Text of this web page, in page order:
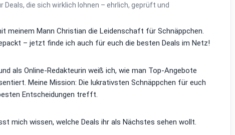
Deals, die sich wirklich lohnen – ehrlich, geprüft und
meinem Mann Christian die Leidenschaft für Schnäppchen.
– jetzt finde ich auch für euch die besten Deals im Netz!
als Online-Redakteurin weiß ich, wie man Top-Angebote
Meine Mission: Die lukrativsten Schnäppchen für euch
Entscheidungen trefft.
mich wissen, welche Deals ihr als Nächstes sehen wollt.